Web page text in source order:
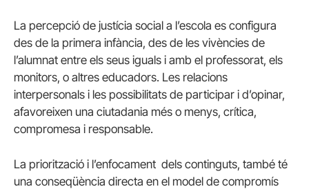
La percepció de justícia social a l’escola es configura
des de la primera infància, des de les vivències de
l’alumnat entre els seus iguals i amb el professorat, els
monitors, o altres educadors. Les relacions
interpersonals i les possibilitats de participar i d’opinar,
afavoreixen una ciutadania més o menys, crítica,
compromesa i responsable.
La priorització i l’enfocament dels continguts, també té
una conseqüència directa en el model de compromís